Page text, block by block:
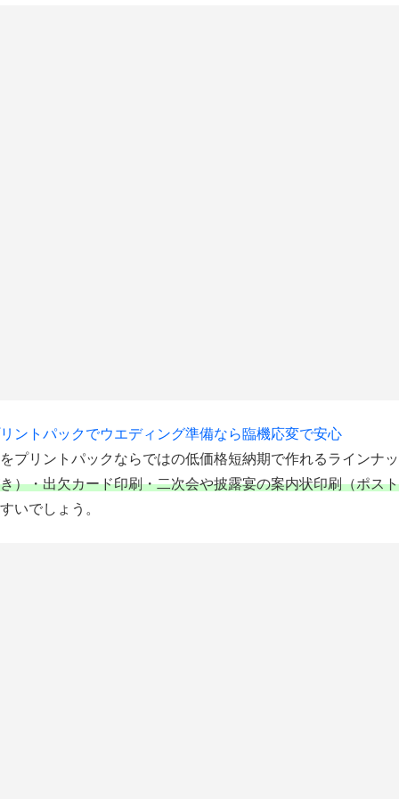
ントパックでウエディング準備なら臨機応変で安心
プリントパックならではの低価格短納期で作れるラインナ
）・出欠カード印刷・二次会や披露宴の案内状印刷（ポス
いでしょう。